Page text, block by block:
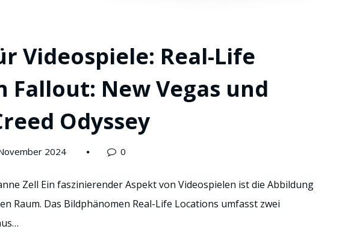
Videospiele: Real-Life
Fallout: New Vegas und
Odyssey
2024 0
Zell Ein faszinierender Aspekt von Videospielen ist die Abbildung
Raum. Das Bildphänomen Real-Life Locations umfasst zwei